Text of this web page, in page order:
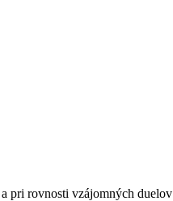
pri rovnosti vzájomných duelov